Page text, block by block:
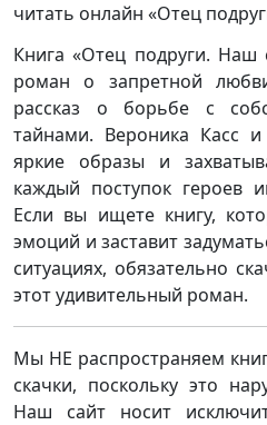
читать онлайн «Отец
Книга «Отец подруги. Наш
роман о запретной
рассказ о борьбе с
тайнами. Вероника Касс
яркие образы и
каждый поступок героев
Если вы ищете книгу,
эмоций и заставит
ситуациях, обязательно
этот удивительный роман.
Мы НЕ распространяем
скачки, поскольку это
Наш сайт носит